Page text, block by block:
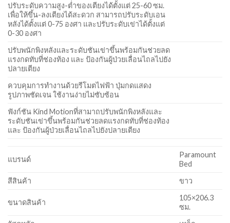
ปรับระดับความสูง-ต่ำของเตียงได้ตั้งแต่ 25-60 ซม.
เพื่อให้ขึ้น-ลงเตียงได้สะดวก สามารถปรับระดับเอน
หลังได้ตั้งแต่ 0-75 องศา และปรับระดับเข่าได้ตั้งแต่
0-30 องศา
ปรับพนักพิงหลังและระดับชันเข่าขึ้นพร้อมกันช่วยลด
แรงกดทับที่ช่องท้อง และ ป้องกันผู้ป่วยเลื่อนไถลไปยัง
ปลายเตียง
ควบคุมการทำงานด้วยรีโมตไฟฟ้า ปุ่มกดแสดง
รูปภาพชัดเจน ใช้งานง่ายไม่ซับซ้อน
ฟังก์ชัน Kind Motionที่สามาถปรับพนักพิงหลังและ
ระดับชันเข่าขึ้นพร้อมกันช่วยลดแรงกดทับที่ช่องท้อง
และ ป้องกันผู้ป่วยเลื่อนไถลไปยังปลายเตียง
แบรนด์
Paramount
Bed
สีสินค้า
ขาว
ขนาดสินค้า
105×206.3
ซม.